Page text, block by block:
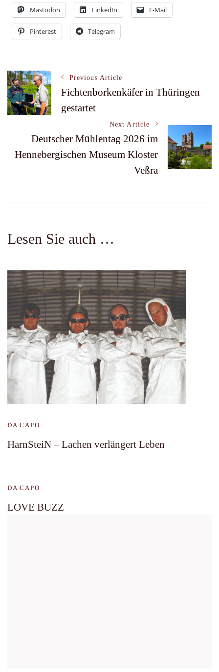
Mastodon LinkedIn E-Mail
Pinterest Telegram
Post
Navigation
Previous Article
Fichtenborkenkäfer in Thüringen
gestartet
Next Article
Deutscher Mühlentag 2026 im
Hennebergischen Museum Kloster
Veßra
Lesen Sie auch …
DA CAPO
HarnSteiN – Lachen verlängert Leben
DA CAPO
LOVE BUZZ